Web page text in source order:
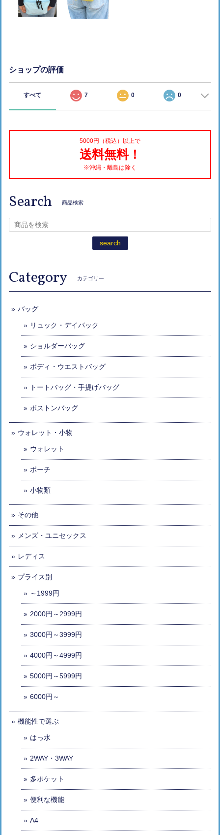
ショップの評価
すべて 7 0 0
5000円（税込）以上で
送料無料！
※沖縄・離島は除く
Search 商品検索
search
Category カテゴリー
バッグ
リュック・デイパック
ショルダーバッグ
ボディ・ウエストバッグ
トートバッグ・手提げバッグ
ボストンバッグ
ウォレット・小物
ウォレット
ポーチ
小物類
その他
メンズ・ユニセックス
レディス
プライス別
～1999円
2000円～2999円
3000円～3999円
4000円～4999円
5000円～5999円
6000円～
機能性で選ぶ
はっ水
2WAY・3WAY
多ポケット
便利な機能
A4